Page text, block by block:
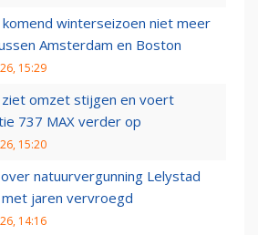
komend winterseizoen niet meer
Amsterdam en Boston
15:29
ziet omzet stijgen en voert
737 MAX verder op
15:20
natuurvergunning Lelystad
jaren vervroegd
14:16